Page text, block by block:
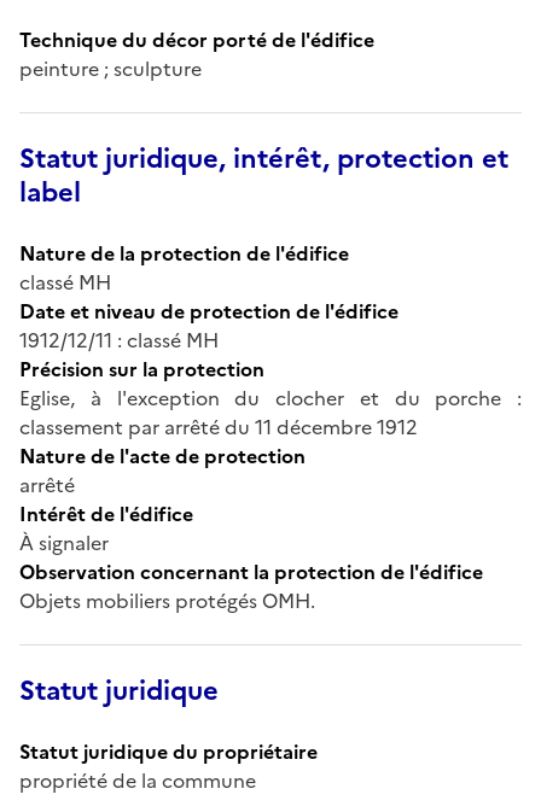
Technique du décor porté de l'édifice
peinture ; sculpture
Statut juridique, intérêt, protection et
label
Nature de la protection de l'édifice
classé MH
Date et niveau de protection de l'édifice
1912/12/11 : classé MH
Précision sur la protection
Eglise, à l'exception du clocher et du porche :
classement par arrêté du 11 décembre 1912
Nature de l'acte de protection
arrêté
Intérêt de l'édifice
À signaler
Observation concernant la protection de l'édifice
Objets mobiliers protégés OMH.
Statut juridique
Statut juridique du propriétaire
propriété de la commune